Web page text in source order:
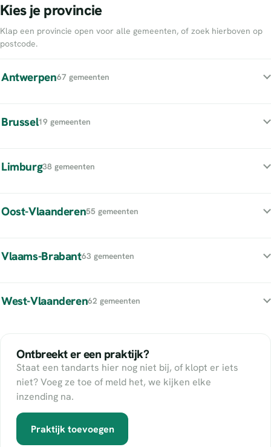
Kies je provincie
Klap een provincie open voor alle gemeenten, of zoek hierboven op
postcode.
Antwerpen67 gemeenten
Brussel19 gemeenten
Limburg38 gemeenten
Oost-Vlaanderen55 gemeenten
Vlaams-Brabant63 gemeenten
West-Vlaanderen62 gemeenten
Ontbreekt er een praktijk?
Staat een tandarts hier nog niet bij, of klopt er iets
niet? Voeg ze toe of meld het, we kijken elke
inzending na.
Praktijk toevoegen